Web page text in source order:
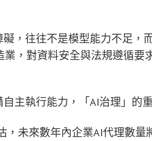
，往往不是模型能力不足，
，對資料安全與法規遵循要
主執行能力，「AI治理」的
，未來數年內企業AI代理數量